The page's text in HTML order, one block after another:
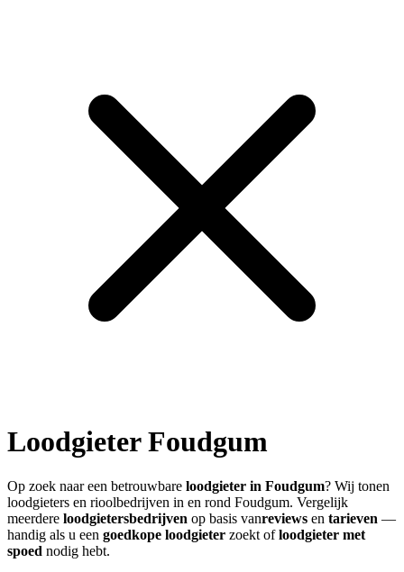
LoodgieterFoudgum
Op zoek naar een betrouwbare loodgieter in Foudgum? Wij tonen
loodgieters en rioolbedrijven in en rond Foudgum. Vergelijk
meerdere loodgietersbedrijven op basis vanreviews en tarieven —
handig als u een goedkope loodgieter zoekt ofloodgieter met
spoed nodig hebt.